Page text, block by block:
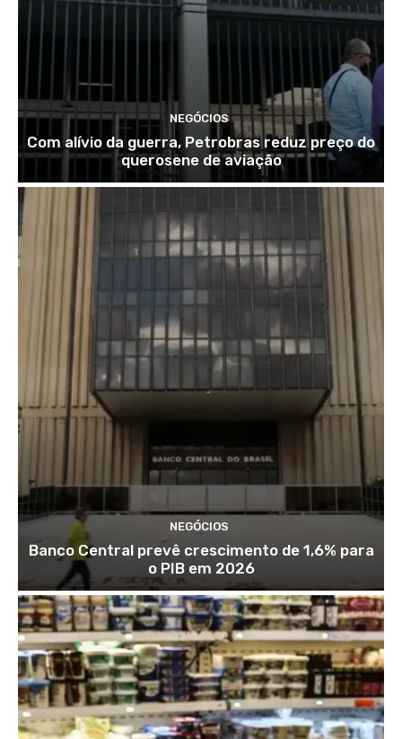
NEGÓCIOS
Com alívio da guerra, Petrobras reduz preço do
querosene de aviação
NEGÓCIOS
Banco Central prevê crescimento de 1,6% para
o PIB em 2026